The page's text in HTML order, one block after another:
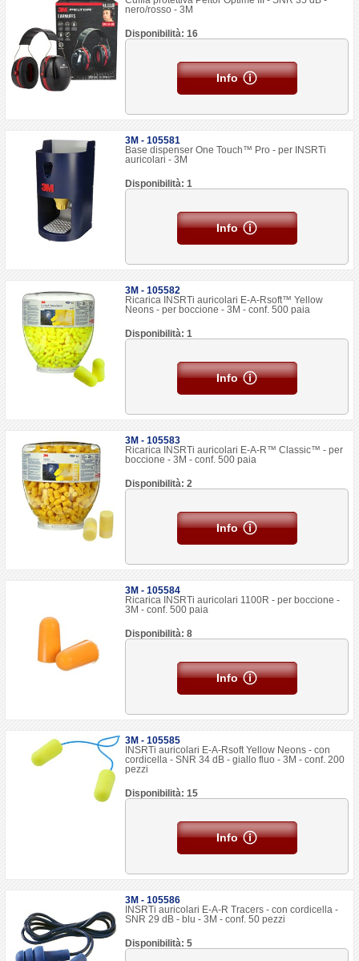
nero/rosso - 3M
Disponibilità: 16
Info
3M - 105581
Base dispenser One Touch™ Pro - per INSRTi
auricolari - 3M
Disponibilità: 1
Info
3M - 105582
Ricarica INSRTi auricolari E-A-Rsoft™ Yellow
Neons - per boccione - 3M - conf. 500 paia
Disponibilità: 1
Info
3M - 105583
Ricarica INSRTi auricolari E-A-R™ Classic™ - per
boccione - 3M - conf. 500 paia
Disponibilità: 2
Info
3M - 105584
Ricarica INSRTi auricolari 1100R - per boccione -
3M - conf. 500 paia
Disponibilità: 8
Info
3M - 105585
INSRTi auricolari E-A-Rsoft Yellow Neons - con
cordicella - SNR 34 dB - giallo fluo - 3M - conf. 200
pezzi
Disponibilità: 15
Info
3M - 105586
INSRTi auricolari E-A-R Tracers - con cordicella -
SNR 29 dB - blu - 3M - conf. 50 pezzi
Disponibilità: 5